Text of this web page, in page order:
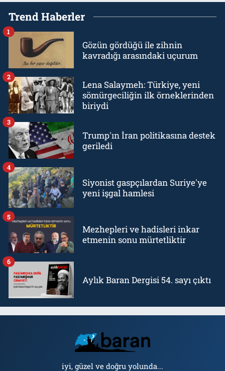
Trend Haberler
Gözün gördüğü ile zihnin
kavradığı arasındaki uçurum
1
Lena Salaymeh: Türkiye, yeni
sömürgeciliğin ilk örneklerinden
biriydi
2
Trump'ın İran politikasına destek
geriledi
3
Siyonist gaspçılardan Suriye'ye
yeni işgal hamlesi
4
Mezhepleri ve hadisleri inkar
etmenin sonu mürtetliktir
5
Aylık Baran Dergisi 54. sayı çıktı
6
iyi, güzel ve doğru yolunda...